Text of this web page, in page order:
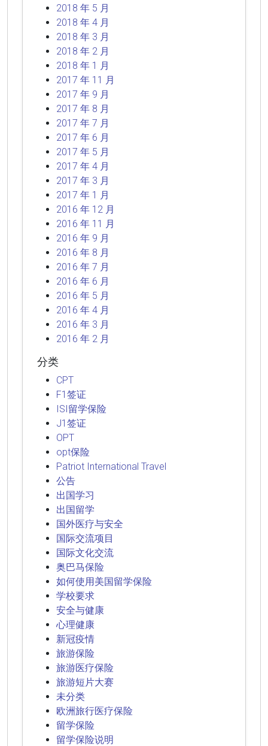
2018 年 5 月
2018 年 4 月
2018 年 3 月
2018 年 2 月
2018 年 1 月
2017 年 11 月
2017 年 9 月
2017 年 8 月
2017 年 7 月
2017 年 6 月
2017 年 5 月
2017 年 4 月
2017 年 3 月
2017 年 1 月
2016 年 12 月
2016 年 11 月
2016 年 9 月
2016 年 8 月
2016 年 7 月
2016 年 6 月
2016 年 5 月
2016 年 4 月
2016 年 3 月
2016 年 2 月
分类
CPT
F1签证
ISI留学保险
J1签证
OPT
opt保险
Patriot International Travel
公告
出国学习
出国留学
国外医疗与安全
国际交流项目
国际文化交流
奥巴马保险
如何使用美国留学保险
学校要求
安全与健康
心理健康
新冠疫情
旅游保险
旅游医疗保险
旅游短片大赛
未分类
欧洲旅行医疗保险
留学保险
留学保险说明